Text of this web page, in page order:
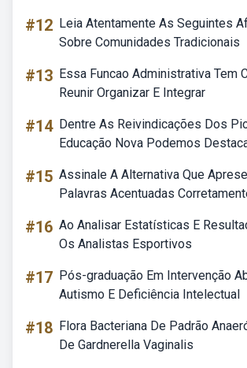
#12 Leia Atentamente As Seguintes
Sobre Comunidades Tradicionais
#13 Essa Funcao Administrativa Tem
Reunir Organizar E Integrar
#14 Dentre As Reivindicações Dos
Educação Nova Podemos
#15 Assinale A Alternativa Que
Palavras Acentuadas
#16 Ao Analisar Estatísticas E
Os Analistas Esportivos
#17 Pós-graduação Em Intervenção
Autismo E Deficiência Intelectual
#18 Flora Bacteriana De Padrão
De Gardnerella Vaginalis